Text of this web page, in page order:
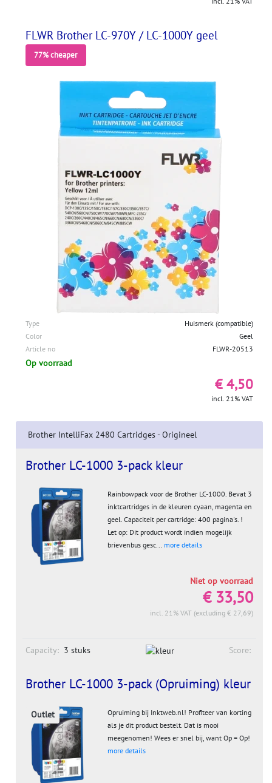
FLWR Brother LC-970Y / LC-1000Y geel
77% cheaper
Type
Huismerk (compatible)
Color
Geel
Article no
FLWR-20513
Op voorraad
€ 4,50
incl. 21% VAT
Brother IntelliFax 2480 Cartridges - Origineel
Brother LC-1000 3-pack kleur
Rainbowpack voor de Brother LC-1000. Bevat 3
inktcartridges in de kleuren cyaan, magenta en
geel. Capaciteit per cartridge: 400 pagina's. !
Let op: Dit product wordt indien mogelijk
brievenbus gesc... more details
Niet op voorraad
€ 33,50
incl. 21% VAT (excluding € 27,69)
Capacity: 3 stuks Score:
Brother LC-1000 3-pack (Opruiming) kleur
Outlet
Opruiming bij Inktweb.nl! Profiteer van korting
als je dit product bestelt. Dat is mooi
meegenomen! Wees er snel bij, want Op = Op!
more details